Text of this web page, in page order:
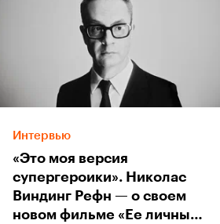
Интервью
«Это моя версия
супергероики». Николас
Виндинг Рефн — о своем
новом фильме «Ее личный